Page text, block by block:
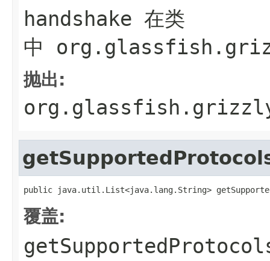
handshake 在类
中
抛出:
public java.util.List<java.lang.String>
覆盖: